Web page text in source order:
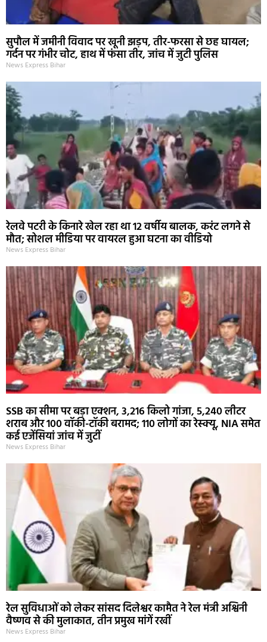
सुपौल में जमीनी विवाद पर खूनी झड़प, तीर-फरसा से छह घायल;
गर्दन पर गंभीर चोट, हाथ में फंसा तीर, जांच में जुटी पुलिस
News Express Bihar
रेलवे पटरी के किनारे खेल रहा था 12 वर्षीय बालक, करंट लगने से
मौत; सोशल मीडिया पर वायरल हुआ घटना का वीडियो
News Express Bihar
SSB का सीमा पर बड़ा एक्शन, 3,216 किलो गांजा, 5,240 लीटर
शराब और 100 वॉकी-टॉकी बरामद; 110 लोगों का रेस्क्यू, NIA समेत
कई एजेंसियां जांच में जुटीं
News Express Bihar
रेल सुविधाओं को लेकर सांसद दिलेश्वर कामैत ने रेल मंत्री अश्विनी
वैष्णव से की मुलाकात, तीन प्रमुख मांगें रखीं
News Express Bihar